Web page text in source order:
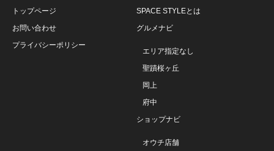
トップページ
お問い合わせ
プライバシーポリシー
SPACE STYLEとは
グルメナビ
エリア指定なし
聖蹟桜ヶ丘
岡上
府中
ショップナビ
オウチ店舗